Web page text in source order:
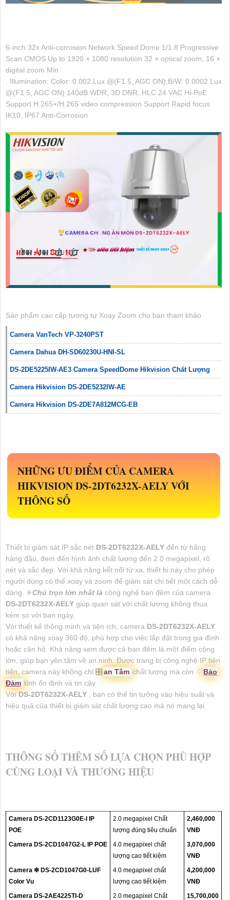
6-inch 32x Anti-corrosion Network Speed Dome 1/1.8 Progressive
Scan CMOS Up to 1920 × 1080 resolution 32 × optical zoom, 16 ×
digital zoom Min
. Illumination: Color: 0.002 Lux @(F1.5, AGC ON),B/W: 0.0002 Lux
@(F1.5, AGC ON) 140dB WDR, 3D DNR, HLC 24 VAC Hi-PoE
Support H.265+/H.265 video compression Support Rapid focus
IK10, IP67 Anti-Corrosion
Sản phẩm cao cấp tương tự Xoay Zoom cho bạn tham khảo
Camera VanTech VP-3240PST
Camera Dahua DH-SD60230U-HNI-SL
DS-2DE5225IW-AE3 Camera SpeedDome Hikvision Chất Lượng
Camera Hikvision DS-2DE5232IW-AE
Camera Hikvision DS-2DE7A812MCG-EB
NHỮNG ƯU ĐIỂM CỦA CAMERA
HIKVISIONDS-2DT6232X-AELYVỚI
THÔNG SỐ
Thiết bị giám sát IP sắc nét DS-2DT6232X-AELY đến từ hãng
hàng đầu, đem đến hình ảnh chất lượng đến 2.0 megapixel, rõ
nét và sắc đẹp. Với khả năng kết nối từ xa, thiết bị này cho phép
người dùng có thể xoay và zoom để giám sát chi tiết một cách dễ
dàng. ✳️Chú trọn lớn nhất là công nghệ ban đêm của camera
DS-2DT6232X-AELY giúp quan sát với chất lượng không thua
kém so với ban ngày.
Với thiết kế thông minh và tiện ích, camera DS-2DT6232X-AELY
có khả năng xoay 360 độ, phù hợp cho việc lắp đặt trong gia đình
hoặc căn hộ. Khả năng xem được cả ban đêm là một điểm cộng
lớn, giúp bạn yên tâm về an ninh. Được trang bị công nghệ IP tiên
tiến, camera này không chỉ 🎛 an Tâm chất lượng mà còn ♢ Bảo
Đảm tính ổn định và tin cậy.
VớiDS-2DT6232X-AELY
, bạn có thể tin tưởng vào hiệu suất và
hiệu quả của thiết bị giám sát chất lượng cao mà nó mang lại.
THÔNG SỐ THÊM SỐ LỰA CHỌN PHÙ HỢP
CÙNG LOẠI VÀ THƯƠNG HIỆU
Camera DS-2CD1123G0E-I IP
POE
2.0 megapixel Chất
lượng đúng tiêu chuẩn
2,460,000
VNĐ
Camera DS-2CD1047G2-L IP POE
4.0 megapixel chất
lượng cao tiết kiệm
3,070,000
VNĐ
Camera ❇ DS-2CD1047G0-LUF
Color Vu
4.0 megapixel chất
lượng cao tiết kiệm
4,200,000
VNĐ
Camera DS-2AE4225TI-D
2.0 megapixel Chất
15,700,000